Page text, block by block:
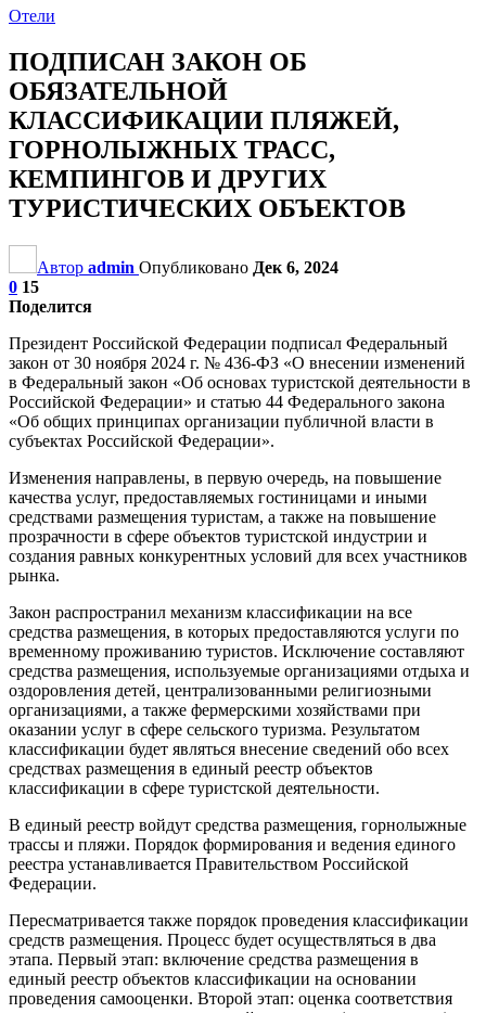
Отели
ПОДПИСАН ЗАКОН ОБ
ОБЯЗАТЕЛЬНОЙ
КЛАССИФИКАЦИИ ПЛЯЖЕЙ,
ГОРНОЛЫЖНЫХ ТРАСС,
КЕМПИНГОВ И ДРУГИХ
ТУРИСТИЧЕСКИХ ОБЪЕКТОВ
Автор admin Опубликовано Дек 6, 2024
0 15
Поделится
Президент Российской Федерации подписал Федеральный
закон от 30 ноября 2024 г. № 436-ФЗ «О внесении изменений
в Федеральный закон «Об основах туристской деятельности в
Российской Федерации» и статью 44 Федерального закона
«Об общих принципах организации публичной власти в
субъектах Российской Федерации».
Изменения направлены, в первую очередь, на повышение
качества услуг, предоставляемых гостиницами и иными
средствами размещения туристам, а также на повышение
прозрачности в сфере объектов туристской индустрии и
создания равных конкурентных условий для всех участников
рынка.
Закон распространил механизм классификации на все
средства размещения, в которых предоставляются услуги по
временному проживанию туристов. Исключение составляют
средства размещения, используемые организациями отдыха и
оздоровления детей, централизованными религиозными
организациями, а также фермерскими хозяйствами при
оказании услуг в сфере сельского туризма. Результатом
классификации будет являться внесение сведений обо всех
средствах размещения в единый реестр объектов
классификации в сфере туристской деятельности.
В единый реестр войдут средства размещения, горнолыжные
трассы и пляжи. Порядок формирования и ведения единого
реестра устанавливается Правительством Российской
Федерации.
Пересматривается также порядок проведения классификации
средств размещения. Процесс будет осуществляться в два
этапа. Первый этап: включение средства размещения в
единый реестр объектов классификации на основании
проведения самооценки. Второй этап: оценка соответствия